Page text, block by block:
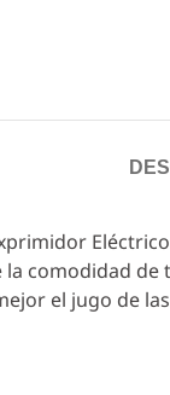
comodidad
el jugo de